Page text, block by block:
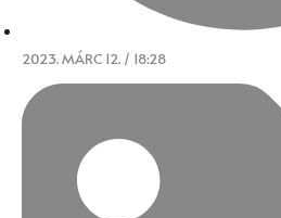
2023. MÁRC 12. / 18:28